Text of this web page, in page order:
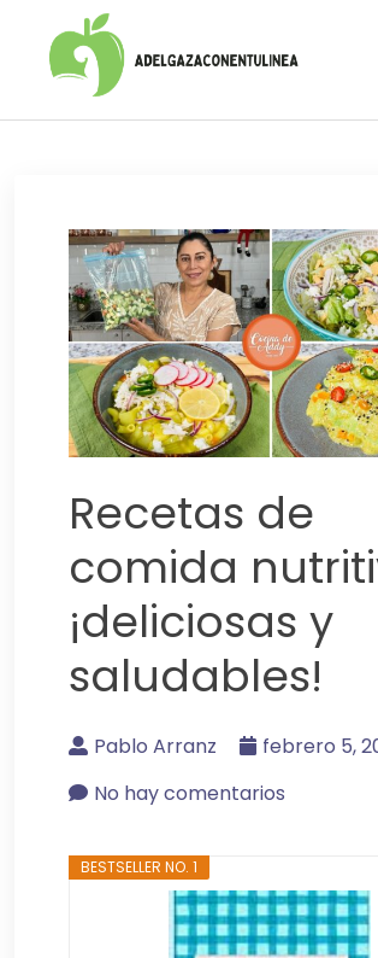
Recetas de
comida
¡deliciosas y
saludables!
Pablo Arranz
febrero 5,
No hay comentarios
BESTSELLER NO. 1